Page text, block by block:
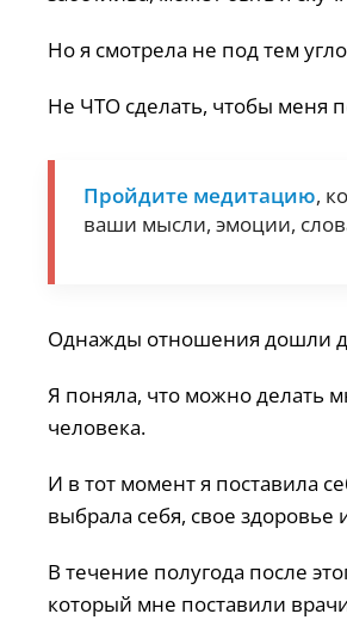
Но я смотрела не под тем
Не ЧТО сделать, чтобы меня
Пройдите медитацию,
ваши мысли, эмоции,
Однажды отношения дошли
Я поняла, что можно делать
человека.
И в тот момент я поставила
выбрала себя, свое здоровье
В течение полугода после
который мне поставили